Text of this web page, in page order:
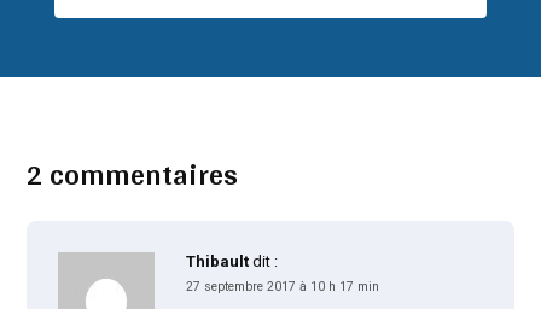
2 commentaires
Thibault dit :
27 septembre 2017 à 10 h 17 min